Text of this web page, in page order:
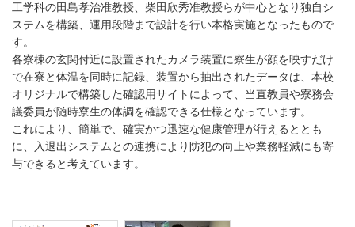
工学科の田島孝治准教授、柴田欣秀准教授らが中心となり独自シ
ステムを構築、運用段階まで設計を行い本格実施となったもので
す。
各寮棟の玄関付近に設置されたカメラ装置に寮生が顔を映すだけ
で在寮と体温を同時に記録、装置から抽出されたデータは、本校
オリジナルで構築した確認用サイトによって、当直教員や寮務会
議委員が随時寮生の体調を確認できる仕様となっています。
これにより、簡単で、確実かつ迅速な健康管理が行えるととも
に、入退出システムとの連携により防犯の向上や業務軽減にも寄
与できると考えています。